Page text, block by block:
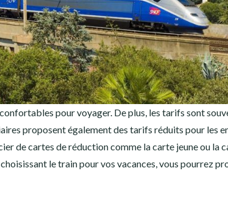
pour voyager. De plus, les tarifs sont
proposent également des tarifs réduits pour les
de cartes de réduction comme la carte jeune ou la
le train pour vos vacances, vous pourrez